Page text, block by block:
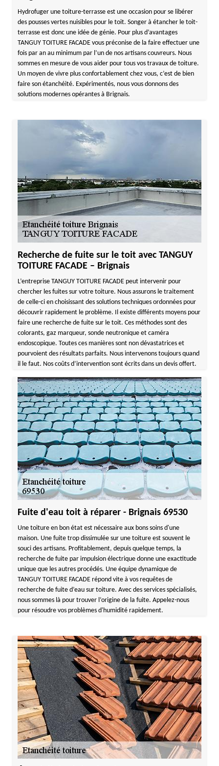
Hydrofuger une toiture-terrasse est une occasion pour se libérer
des pousses vertes nuisibles pour le toit. Songer à étancher le toit-
terrasse est donc une idée de génie. Pour plus d’avantages
TANGUY TOITURE FACADE vous préconise de la faire effectuer une
fois par an au minimum par l’un de nos artisans couvreurs. Nous
sommes en mesure de vous aider pour tous vos travaux de toiture.
Un moyen de vivre plus confortablement chez vous, c’est de bien
faire son étanchéité. Expérimentés, nous vous donnons des
solutions modernes opérantes à Brignais.
Recherche de fuite sur le toit avec TANGUY
TOITURE FACADE – Brignais
L’entreprise TANGUY TOITURE FACADE peut intervenir pour
chercher les fuites sur votre toiture. Nous assurons le traitement
de celle-ci en choisissant des solutions techniques ordonnées pour
découvrir rapidement le problème. Il existe différents moyens pour
faire une recherche de fuite sur le toit. Ces méthodes sont des
colorants, gaz marqueur, sonde neutronique et caméra
endoscopique. Toutes ces manières sont non dévastatrices et
pourvoient des résultats parfaits. Nous intervenons toujours quand
il le faut. Nos coûts d’intervention sont écrits dans un devis offert.
Fuite d'eau toit à réparer - Brignais 69530
Une toiture en bon état est nécessaire aux bons soins d'une
maison. Une fuite trop dissimulée sur une toiture est souvent le
souci des artisans. Profitablement, depuis quelque temps, la
recherche de fuite par impulsion électrique donne une exactitude
unique que les autres procédés. Une équipe dynamique de
TANGUY TOITURE FACADE répond vite à vos requêtes de
recherche de fuite d’eau sur toiture. Avec des services spécialisés,
nous sommes là pour trouver l’origine de la fuite. Appelez-nous
pour résoudre vos problèmes d'humidité rapidement.